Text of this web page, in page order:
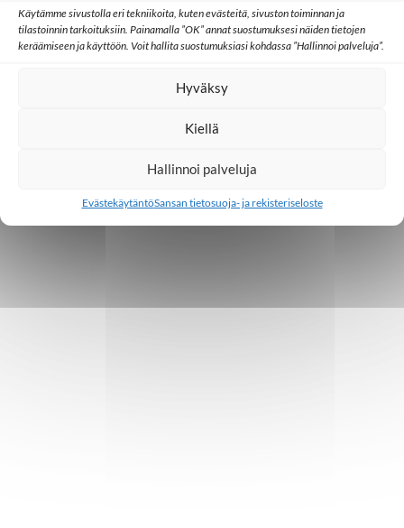
Käytämme sivustolla eri tekniikoita, kuten evästeitä, sivuston toiminnan ja
tilastoinnin tarkoituksiin. Painamalla ”OK” annat suostumuksesi näiden tietojen
keräämiseen ja käyttöön. Voit hallita suostumuksiasi kohdassa ”Hallinnoi palveluja”.
Hyväksy
Kiellä
Hallinnoi palveluja
EvästekäytäntöSansan tietosuoja- ja rekisteriseloste